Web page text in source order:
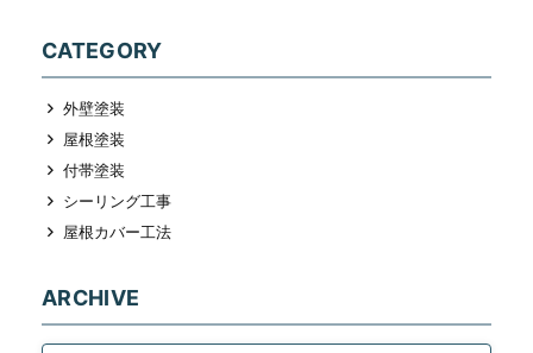
CATEGORY
外壁塗装
屋根塗装
付帯塗装
シーリング工事
屋根カバー工法
ARCHIVE